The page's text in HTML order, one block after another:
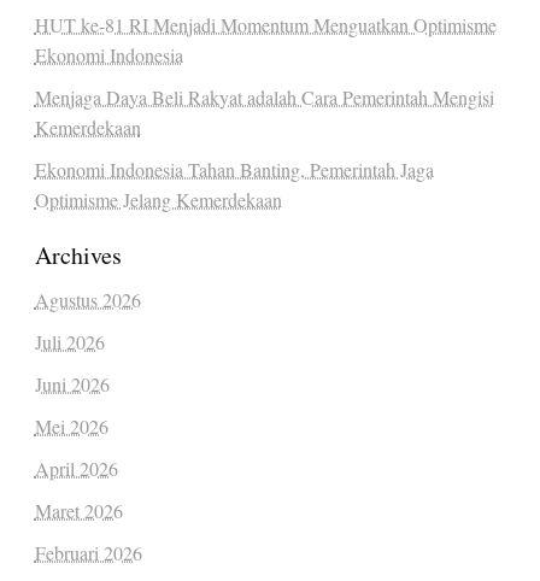
HUT ke-81 RI Menjadi Momentum Menguatkan Optimisme
Ekonomi Indonesia
Menjaga Daya Beli Rakyat adalah Cara Pemerintah Mengisi
Kemerdekaan
Ekonomi Indonesia Tahan Banting, Pemerintah Jaga
Optimisme Jelang Kemerdekaan
Archives
Agustus 2026
Juli 2026
Juni 2026
Mei 2026
April 2026
Maret 2026
Februari 2026